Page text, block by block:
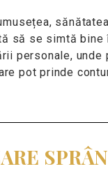
să se simtă bine
personale, unde
pot prinde